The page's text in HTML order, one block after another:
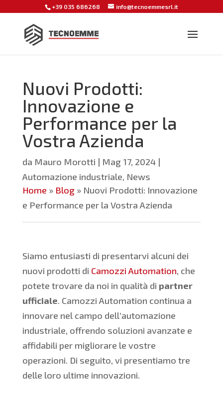
+39 035 686268 info@tecnoemmesrl.it
Nuovi Prodotti:
Innovazione e
Performance per la
Vostra Azienda
da Mauro Morotti | Mag 17, 2024|
Automazione industriale, News
Home » Blog» Nuovi Prodotti: Innovazione
e Performance per la Vostra Azienda
Siamo entusiasti di presentarvi alcuni dei
nuovi prodotti di Camozzi Automation, che
potete trovare da noi in qualità di partner
ufficiale. Camozzi Automation continua a
innovare nel campo dell’automazione
industriale, offrendo soluzioni avanzate e
affidabili per migliorare le vostre
operazioni. Di seguito, vi presentiamo tre
delle loro ultime innovazioni.